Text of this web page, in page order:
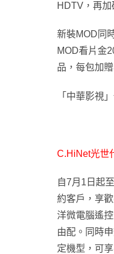
HDTV，再加
新裝MOD同
MOD看片金
品，每包加
「中華影視
C.HiNet光世
自7月1日起
約客戶，享
洋微電腦遙
由配。同時
定機型，可